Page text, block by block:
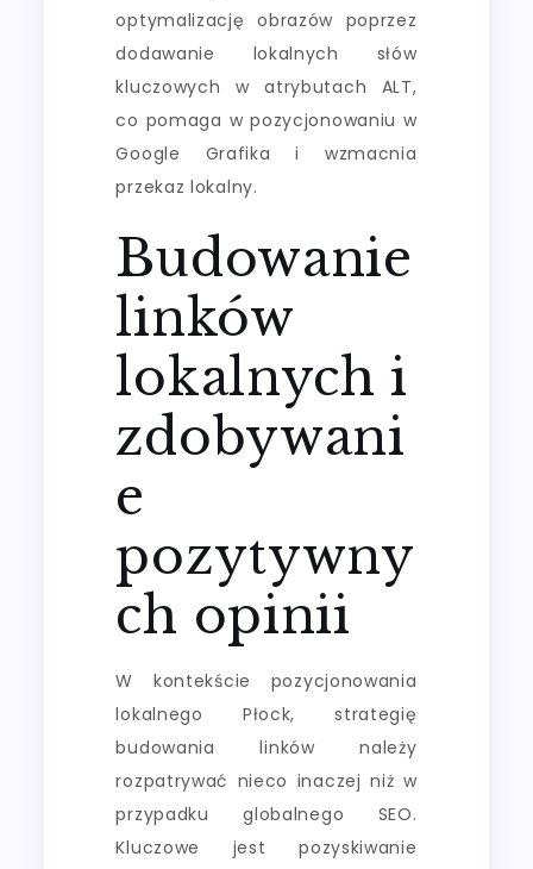
optymalizację obrazów poprzez
dodawanie lokalnych słów
kluczowych w atrybutach ALT,
co pomaga w pozycjonowaniu w
Google Grafika i wzmacnia
przekaz lokalny.
Budowanie
linków
lokalnych i
zdobywani
e
pozytywny
ch opinii
W kontekście pozycjonowania
lokalnego Płock, strategię
budowania linków należy
rozpatrywać nieco inaczej niż w
przypadku globalnego SEO.
Kluczowe jest pozyskiwanie